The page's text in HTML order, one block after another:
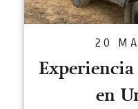
20
Experiencia
en